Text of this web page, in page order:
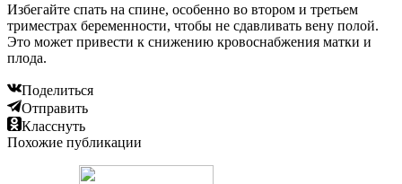
Избегайте спать на спине, особенно во втором и третьем
триместрах беременности, чтобы не сдавливать вену полой.
Это может привести к снижению кровоснабжения матки и
плода.
Поделиться
Отправить
Класснуть
Похожие публикации